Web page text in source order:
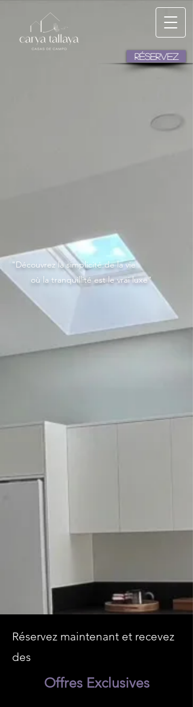
RÉSERVEZ
"Découvrez la simplicité de la vie
où la tranquillité est le vrai luxe"
Réservez maintenant et recevez
des
Offres Exclusives